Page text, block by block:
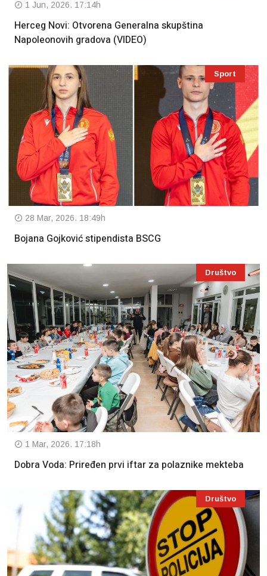
1 Jun, 2026. 17:14h
Herceg Novi: Otvorena Generalna skupština
Napoleonovih gradova (VIDEO)
Sport
28 Mar, 2026. 18:49h
Bojana Gojković stipendista BSCG
Društvo
1 Mar, 2026. 17:18h
Dobra Voda: Priređen prvi iftar za polaznike mekteba
Društvo